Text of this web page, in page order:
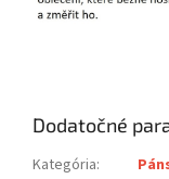
Dodatočné
Kategória: